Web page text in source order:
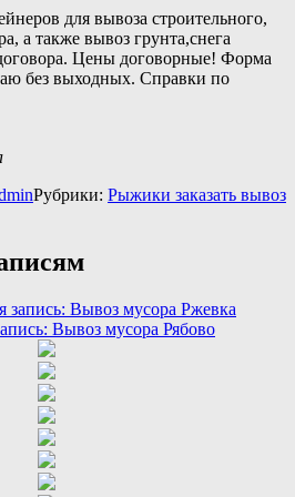
для вывоза строительного,
а также вывоз грунта,снега
Цены договорные! Форма
без выходных. Справки по
Рубрики: Рыжики заказать вывоз
запись: Вывоз мусора Ржевка
Вывоз мусора Рябово